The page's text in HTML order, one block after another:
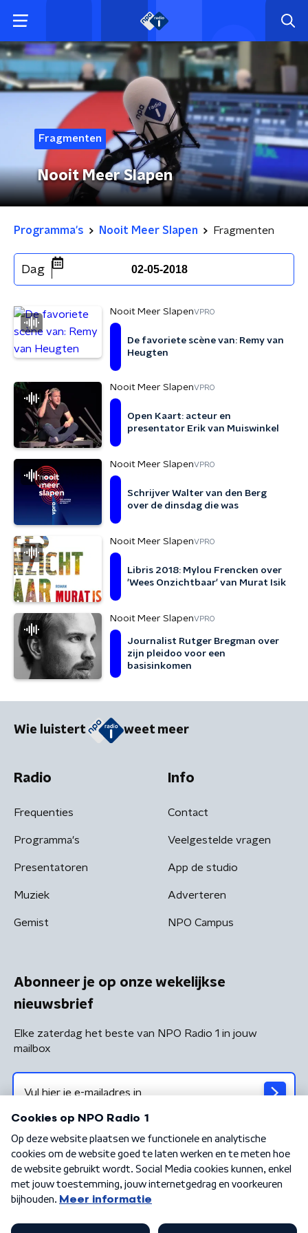
Fragmenten
Nooit Meer Slapen
Programma's Nooit Meer Slapen Fragmenten
Dag 02-05-2018
Nooit Meer SlapenVPRO
De favoriete scène van: Remy van
Heugten
Nooit Meer SlapenVPRO
Open Kaart: acteur en
presentator Erik van Muiswinkel
Nooit Meer SlapenVPRO
Schrijver Walter van den Berg
over de dinsdag die was
Nooit Meer SlapenVPRO
Libris 2018: Mylou Frencken over
'Wees Onzichtbaar' van Murat Isik
Nooit Meer SlapenVPRO
Journalist Rutger Bregman over
zijn pleidoo voor een
basisinkomen
Wie luistert weet meer
Radio
Frequenties
Programma's
Presentatoren
Muziek
Gemist
Info
Contact
Veelgestelde vragen
App de studio
Adverteren
NPO Campus
Abonneer je op onze wekelijkse
nieuwsbrief
Elke zaterdag het beste van NPO Radio 1 in jouw
mailbox
Algemene voorwaarden